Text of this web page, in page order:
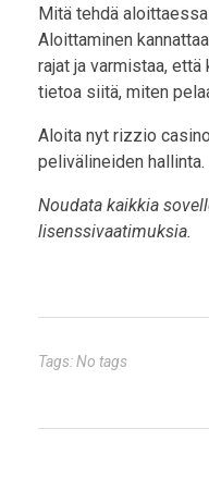
Mitä tehdä
Aloittaminen
rajat ja varmistaa,
tietoa siitä, miten
Aloita nyt rizzio
pelivälineiden hallinta.
Noudata kaikkia
lisenssivaatimuksia.
Tags: No tags